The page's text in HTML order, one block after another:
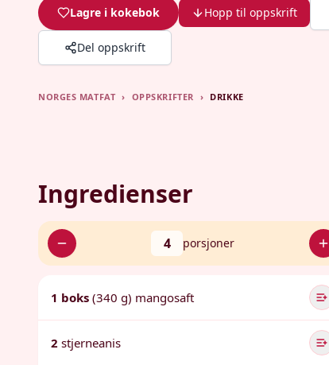
Lagre i kokebok Hopp til oppskrift
Del oppskrift
NORGES MATFAT › OPPSKRIFTER › DRIKKE
Ingredienser
4 porsjoner
1 boks (340 g) mangosaft
2 stjerneanis